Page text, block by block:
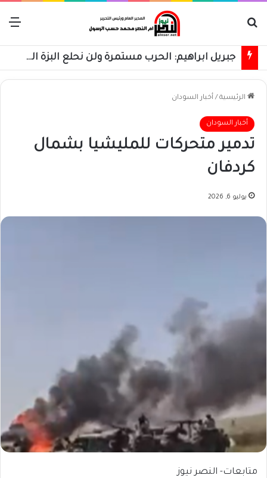
جبريل ابراهيم: الحرب مستمرة ولن نحلع البزة العسكرية حتى استعادة كامل البلاد
الرئيسية / أخبار السودان
أخبار السودان
تدمير متحركات للمليشيا بشمال
كردفان
يوليو 6, 2026
متابعات- النصر نيوز